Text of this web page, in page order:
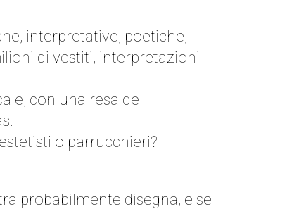
interpretative, poetiche,
di vestiti, interpretazioni
con una resa del
o parrucchieri?
probabilmente disegna, e se